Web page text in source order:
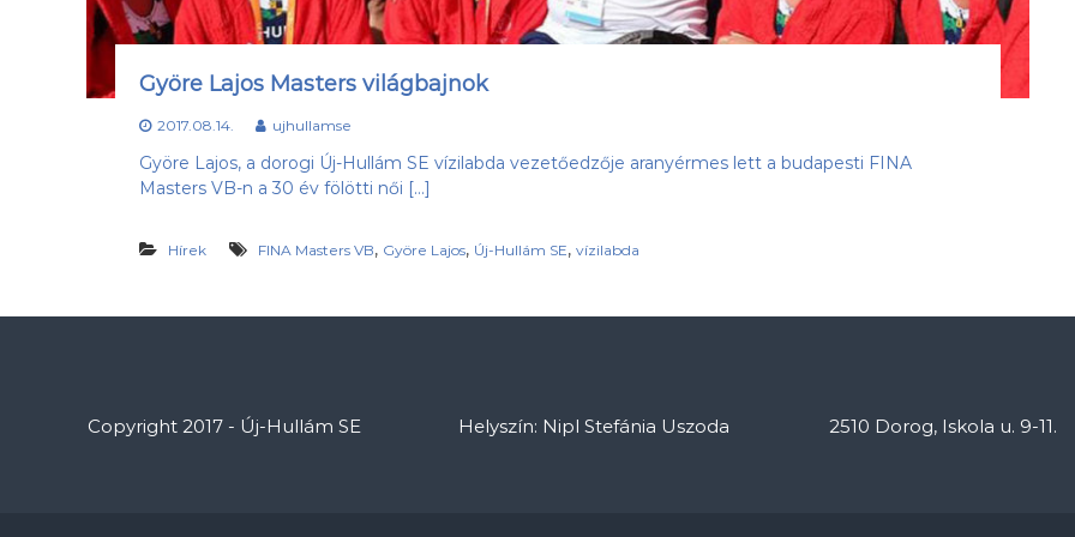
Györe Lajos Masters világbajnok
2017.08.14. ujhullamse
Györe Lajos, a dorogi Új-Hullám SE vízilabda vezetőedzője aranyérmes lett a budapesti FINA
Masters VB-n a 30 év fölötti női […]
Hírek FINA Masters VB, Györe Lajos, Új-Hullám SE, vízilabda
Copyright 2017 - Új-Hullám SE Helyszín: Nipl Stefánia Uszoda 2510 Dorog, Iskola u. 9-11.